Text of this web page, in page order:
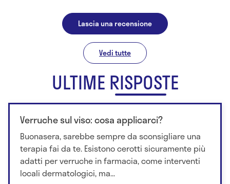
Lascia una recensione
Vedi tutte
ULTIME RISPOSTE
Verruche sul viso: cosa applicarci?
Buonasera, sarebbe sempre da sconsigliare una
terapia fai da te. Esistono cerotti sicuramente più
adatti per verruche in farmacia, come interventi
locali dermatologici, ma...